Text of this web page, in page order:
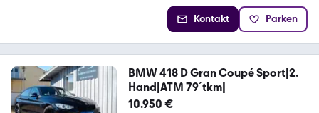
Kontakt Parken
BMW 418 D Gran Coupé Sport|2.
Hand|ATM 79´tkm|
10.950 €